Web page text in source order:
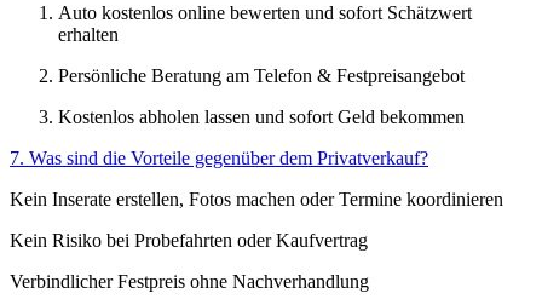
Auto kostenlos online bewerten und sofort Schätzwert
erhalten
Persönliche Beratung am Telefon & Festpreisangebot
Kostenlos abholen lassen und sofort Geld bekommen
7. Was sind die Vorteile gegenüber dem Privatverkauf?
Kein Inserate erstellen, Fotos machen oder Termine koordinieren
Kein Risiko bei Probefahrten oder Kaufvertrag
Verbindlicher Festpreis ohne Nachverhandlung